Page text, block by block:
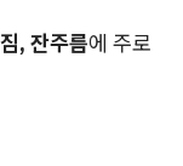
, 잔주름에 주로